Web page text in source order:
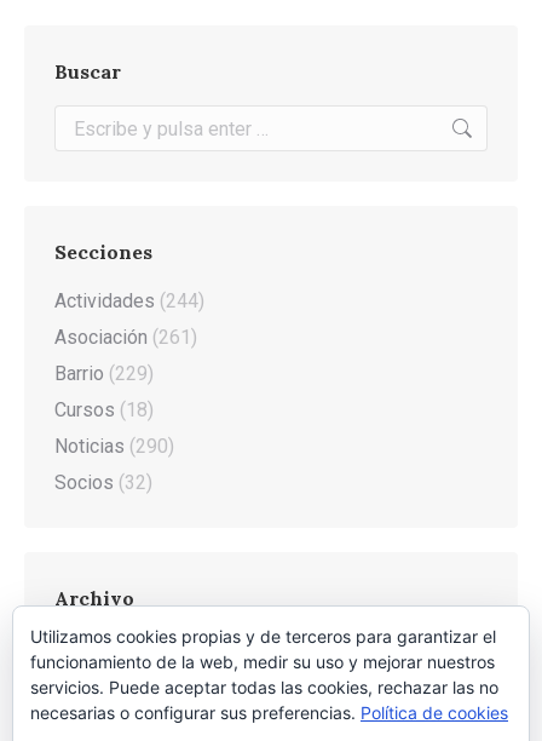
Buscar
Buscar:
Secciones
Actividades (244)
Asociación (261)
Barrio (229)
Cursos (18)
Noticias (290)
Socios (32)
Archivo
Archivo
Utilizamos cookies propias y de terceros para garantizar el
funcionamiento de la web, medir su uso y mejorar nuestros
servicios. Puede aceptar todas las cookies, rechazar las no
necesarias o configurar sus preferencias. Política de cookies